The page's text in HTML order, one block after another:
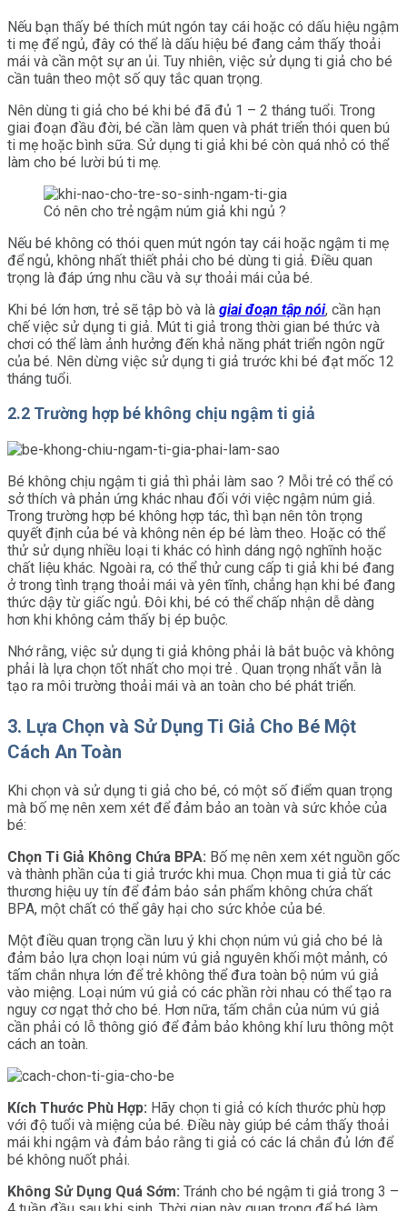
Nếu bạn thấy bé thích mút ngón tay cái hoặc có dấu hiệu ngậm
ti mẹ để ngủ, đây có thể là dấu hiệu bé đang cảm thấy thoải
mái và cần một sự an ủi. Tuy nhiên, việc sử dụng ti giả cho bé
cần tuân theo một số quy tắc quan trọng.
Nên dùng ti giả cho bé khi bé đã đủ 1 – 2 tháng tuổi. Trong
giai đoạn đầu đời, bé cần làm quen và phát triển thói quen bú
ti mẹ hoặc bình sữa. Sử dụng ti giả khi bé còn quá nhỏ có thể
làm cho bé lười bú ti mẹ.
Có nên cho trẻ ngậm núm giả khi ngủ ?
Nếu bé không có thói quen mút ngón tay cái hoặc ngậm ti mẹ
để ngủ, không nhất thiết phải cho bé dùng ti giả. Điều quan
trọng là đáp ứng nhu cầu và sự thoải mái của bé.
Khi bé lớn hơn, trẻ sẽ tập bò và là giai đoạn tập nói, cần hạn
chế việc sử dụng ti giả. Mút ti giả trong thời gian bé thức và
chơi có thể làm ảnh hưởng đến khả năng phát triển ngôn ngữ
của bé. Nên dừng việc sử dụng ti giả trước khi bé đạt mốc 12
tháng tuổi.
2.2 Trường hợp bé không chịu ngậm ti giả
Bé không chịu ngậm ti giả thì phải làm sao ? Mỗi trẻ có thể có
sở thích và phản ứng khác nhau đối với việc ngậm núm giả.
Trong trường hợp bé không hợp tác, thì bạn nên tôn trọng
quyết định của bé và không nên ép bé làm theo. Hoặc có thể
thử sử dụng nhiều loại ti khác có hình dáng ngộ nghĩnh hoặc
chất liệu khác. Ngoài ra, có thể thử cung cấp ti giả khi bé đang
ở trong tình trạng thoải mái và yên tĩnh, chẳng hạn khi bé đang
thức dậy từ giấc ngủ. Đôi khi, bé có thể chấp nhận dễ dàng
hơn khi không cảm thấy bị ép buộc.
Nhớ rằng, việc sử dụng ti giả không phải là bắt buộc và không
phải là lựa chọn tốt nhất cho mọi trẻ . Quan trọng nhất vẫn là
tạo ra môi trường thoải mái và an toàn cho bé phát triển.
3. Lựa Chọn và Sử Dụng Ti Giả Cho Bé Một
Cách An Toàn
Khi chọn và sử dụng ti giả cho bé, có một số điểm quan trọng
mà bố mẹ nên xem xét để đảm bảo an toàn và sức khỏe của
bé:
Chọn Ti Giả Không Chứa BPA: Bố mẹ nên xem xét nguồn gốc
và thành phần của ti giả trước khi mua. Chọn mua ti giả từ các
thương hiệu uy tín để đảm bảo sản phẩm không chứa chất
BPA, một chất có thể gây hại cho sức khỏe của bé.
Một điều quan trọng cần lưu ý khi chọn núm vú giả cho bé là
đảm bảo lựa chọn loại núm vú giả nguyên khối một mảnh, có
tấm chắn nhựa lớn để trẻ không thể đưa toàn bộ núm vú giả
vào miệng. Loại núm vú giả có các phần rời nhau có thể tạo ra
nguy cơ ngạt thở cho bé. Hơn nữa, tấm chắn của núm vú giả
cần phải có lỗ thông gió để đảm bảo không khí lưu thông một
cách an toàn.
Kích Thước Phù Hợp: Hãy chọn ti giả có kích thước phù hợp
với độ tuổi và miệng của bé. Điều này giúp bé cảm thấy thoải
mái khi ngậm và đảm bảo rằng ti giả có các lá chắn đủ lớn để
bé không nuốt phải.
Không Sử Dụng Quá Sớm: Tránh cho bé ngậm ti giả trong 3 –